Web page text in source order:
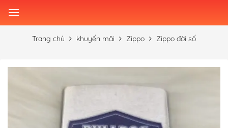
Trang chủ khuyến mãi Zippo Zippo đời số